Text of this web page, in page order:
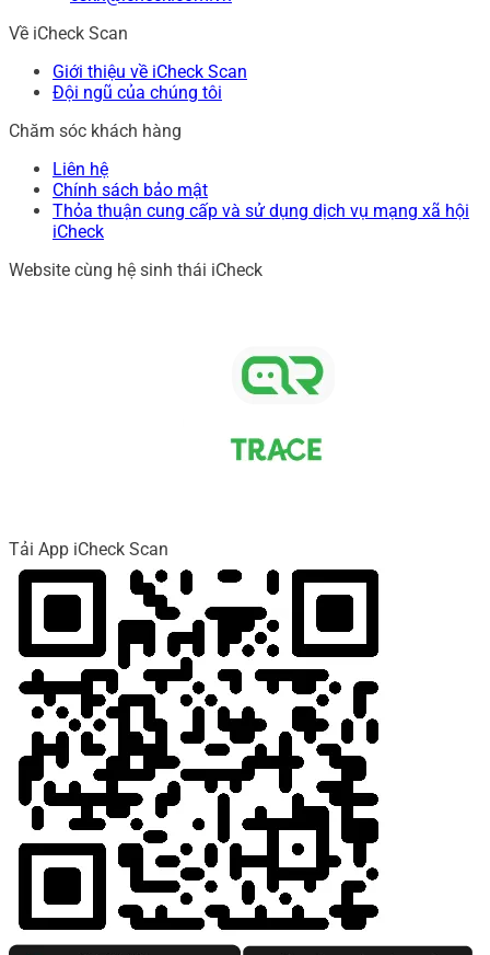
Về iCheck Scan
Giới thiệu về iCheck Scan
Đội ngũ của chúng tôi
Chăm sóc khách hàng
Liên hệ
Chính sách bảo mật
Thỏa thuận cung cấp và sử dụng dịch vụ mạng xã hội
iCheck
Website cùng hệ sinh thái iCheck
Tải App iCheck Scan